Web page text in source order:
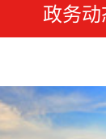
政务动